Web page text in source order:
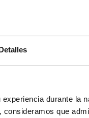
durante la
que
que pueden